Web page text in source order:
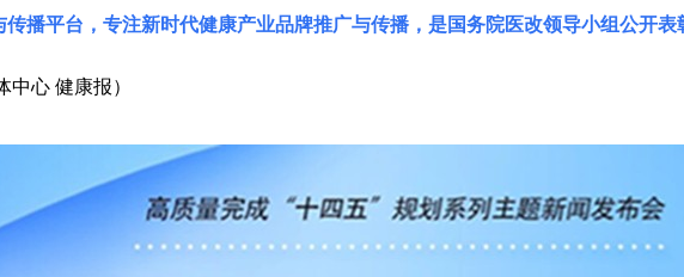
播平台，专注新时代健康产业品牌推广与传播，是国务院医改领导小组公开表
中心 健康报）